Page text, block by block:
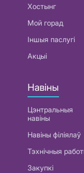
Хостынг
Мой горад
Іншыя паслугі
Акцыі
Навіны
Цэнтральныя
навіны
Навіны філіялаў
Тэхнічныя
Закупкі